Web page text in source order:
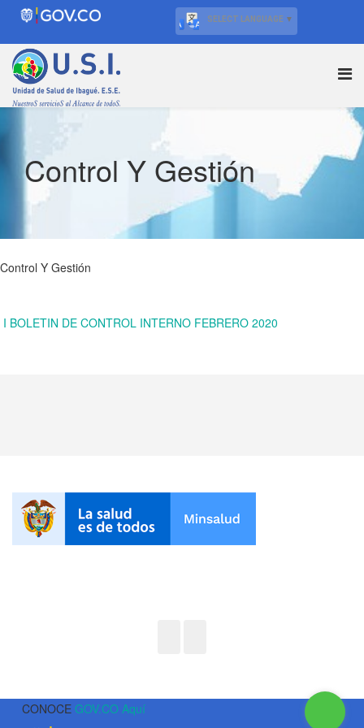
SELECT LANGUAGE ▼
Control Y Gestión
Control Y Gestión
I BOLETIN DE CONTROL INTERNO FEBRERO 2020
CONOCE GOV.CO Aquí